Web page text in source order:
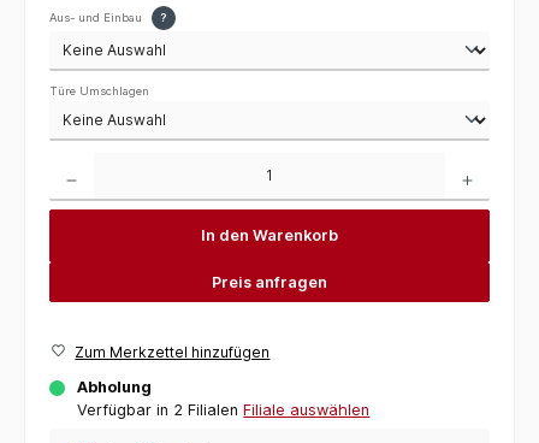
Aus- und Einbau ?
Türe Umschlagen
In den Warenkorb
Preis anfragen
Zum Merkzettel hinzufügen
Abholung
Verfügbar in 2 Filialen Filiale auswählen